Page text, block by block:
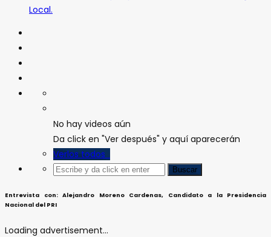
Local.
No hay videos aún
Da click en "Ver después" y aquí aparecerán
Verlos todos
Entrevista con: Alejandro Moreno Cardenas, Candidato a la Presidencia
Nacional del PRI
Loading advertisement...